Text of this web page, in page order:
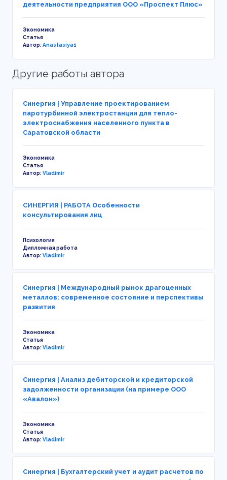
деятельности предприятия ООО «Проспект Плюс»
Экономика
Статья
Автор:Anastasiya1
Другие работы автора
Синергия | Управление проектированием
паротурбинной электростанции для тепло-
электроснабжения населенного пункта в
Саратовской области
Экономика
Статья
Автор:Vladimir
СИНЕРГИЯ | РАБОТА Особенности
консультирования лиц
Психология
Дипломная работа
Автор:Vladimir
Синергия | Международный рынок драгоценных
металлов: современное состояние и перспективы
развития
Экономика
Статья
Автор:Vladimir
Синергия | Анализ дебиторской и кредиторской
задолженности организации (на примере ООО
«Авалон»)
Экономика
Статья
Автор:Vladimir
Синергия | Бухгалтерский учет и аудит расчетов по